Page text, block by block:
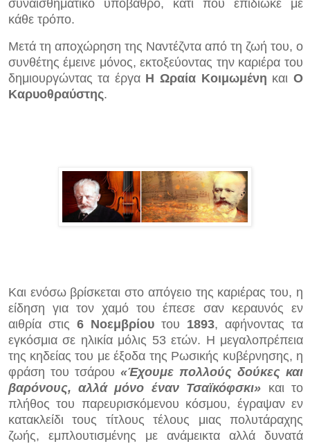
συναισθηματικό υπόβαθρο, κάτι που επιδίωκε με
κάθε τρόπο.
Μετά τη αποχώρηση της Ναντέζντα από τη ζωή του, ο
συνθέτης έμεινε μόνος, εκτοξεύοντας την καριέρα του
δημιουργώντας τα έργα Η Ωραία Κοιμωμένη καιΟ
Καρυοθραύστης.
Και ενόσω βρίσκεται στο απόγειο της καριέρας του, η
είδηση για τον χαμό του έπεσε σαν κεραυνός εν
αιθρία στις 6 Νοεμβρίουτου 1893, αφήνοντας τα
εγκόσμια σε ηλικία μόλις 53 ετών. Η μεγαλοπρέπεια
της κηδείας του με έξοδα της Ρωσικής κυβέρνησης, η
φράση του τσάρου «Έχουμε πολλούς δούκες και
βαρόνους, αλλά μόνο έναν Τσαϊκόφσκι» και το
πλήθος του παρευρισκόμενου κόσμου, έγραψαν εν
κατακλείδι τους τίτλους τέλους μιας πολυτάραχης
ζωής, εμπλουτισμένης με ανάμεικτα αλλά δυνατά